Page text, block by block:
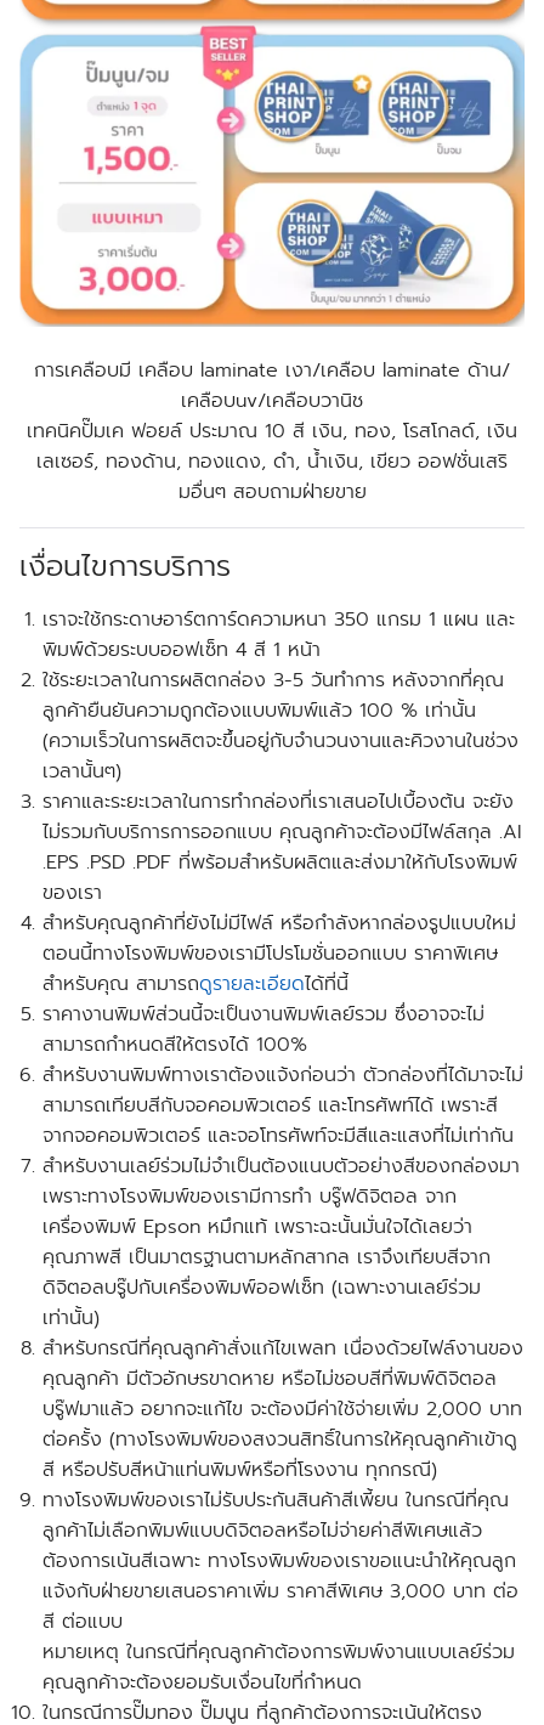
การเคลือบมี เคลือบ laminate เงา/เคลือบ laminate ด้าน/
เคลือบuv/เคลือบวานิช
เทคนิคปั๊มเค ฟอยล์ ประมาณ 10 สี เงิน, ทอง, โรสโกลด์, เงิน
เลเซอร์, ทองด้าน, ทองแดง, ดำ, น้ำเงิน, เขียว ออฟชั่นเสริ
มอื่นๆ สอบถามฝ่ายขาย
เงื่อนไขการบริการ
เราจะใช้กระดาษอาร์ตการ์ดความหนา 350 แกรม 1 แผน และ
พิมพ์ด้วยระบบออฟเซ็ท 4 สี 1 หน้า
ใช้ระยะเวลาในการผลิตกล่อง 3-5 วันทำการ หลังจากที่คุณ
ลูกค้ายืนยันความถูกต้องแบบพิมพ์แล้ว 100 % เท่านั้น
(ความเร็วในการผลิตจะขึ้นอยู่กับจำนวนงานและคิวงานในช่วง
เวลานั้นๆ)
ราคาและระยะเวลาในการทำกล่องที่เราเสนอไปเบื้องต้น จะยัง
ไม่รวมกับบริการการออกแบบ คุณลูกค้าจะต้องมีไฟล์สกุล .AI
.EPS .PSD .PDF ที่พร้อมสำหรับผลิตและส่งมาให้กับโรงพิมพ์
ของเรา
สำหรับคุณลูกค้าที่ยังไม่มีไฟล์ หรือกำลังหากล่องรูปแบบใหม่
ตอนนี้ทางโรงพิมพ์ของเรามีโปรโมชั่นออกแบบ ราคาพิเศษ
สำหรับคุณ สามารถดูรายละเอียดได้ที่นี้
ราคางานพิมพ์ส่วนนี้จะเป็นงานพิมพ์เลย์รวม ซึ่งอาจจะไม่
สามารถกำหนดสีให้ตรงได้ 100%
สำหรับงานพิมพ์ทางเราต้องแจ้งก่อนว่า ตัวกล่องที่ได้มาจะไม่
สามารถเทียบสีกับจอคอมพิวเตอร์ และโทรศัพท์ได้ เพราะสี
จากจอคอมพิวเตอร์ และจอโทรศัพท์จะมีสีและแสงที่ไม่เท่ากัน
สำหรับงานเลย์ร่วมไม่จำเป็นต้องแนบตัวอย่างสีของกล่องมา
เพราะทางโรงพิมพ์ของเรามีการทำ บรู๊ฟดิจิตอล จาก
เครื่องพิมพ์ Epson หมึกแท้ เพราะฉะนั้นมั่นใจได้เลยว่า
คุณภาพสี เป็นมาตรฐานตามหลักสากล เราจึงเทียบสีจาก
ดิจิตอลบรู๊ปกับเครื่องพิมพ์ออฟเซ็ท (เฉพาะงานเลย์ร่วม
เท่านั้น)
สำหรับกรณีที่คุณลูกค้าสั่งแก้ไขเพลท เนื่องด้วยไฟล์งานของ
คุณลูกค้า มีตัวอักษรขาดหาย หรือไม่ชอบสีที่พิมพ์ดิจิตอล
บรู๊ฟมาแล้ว อยากจะแก้ไข จะต้องมีค่าใช้จ่ายเพิ่ม 2,000 บาท
ต่อครั้ง(ทางโรงพิมพ์ของสงวนสิทธิ์ในการให้คุณลูกค้าเข้าดู
สี หรือปรับสีหน้าแท่นพิมพ์หรือที่โรงงาน ทุกกรณี)
ทางโรงพิมพ์ของเราไม่รับประกันสินค้าสีเพี้ยน ในกรณีที่คุณ
ลูกค้าไม่เลือกพิมพ์แบบดิจิตอลหรือไม่จ่ายค่าสีพิเศษแล้ว
ต้องการเน้นสีเฉพาะ ทางโรงพิมพ์ของเราขอแนะนำให้คุณลูก
แจ้งกับฝ่ายขายเสนอราคาเพิ่ม ราคาสีพิเศษ 3,000 บาท ต่อ
สี ต่อแบบ
หมายเหตุ ในกรณีที่คุณลูกค้าต้องการพิมพ์งานแบบเลย์ร่วม
คุณลูกค้าจะต้องยอมรับเงื่อนไขที่กำหนด
ในกรณีการปั๊มทอง ปั๊มนูน ที่ลูกค้าต้องการจะเน้นให้ตรง